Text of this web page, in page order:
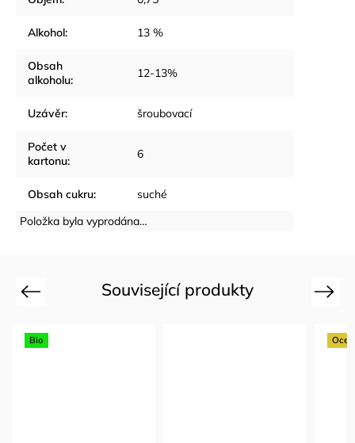
Alkohol: 13 %
Obsah
alkoholu: 12-13%
Uzávěr: šroubovací
Počet v
kartonu: 6
Obsah cukru:
suché
Položka byla vyprodána…
Související produkty
Previous Next